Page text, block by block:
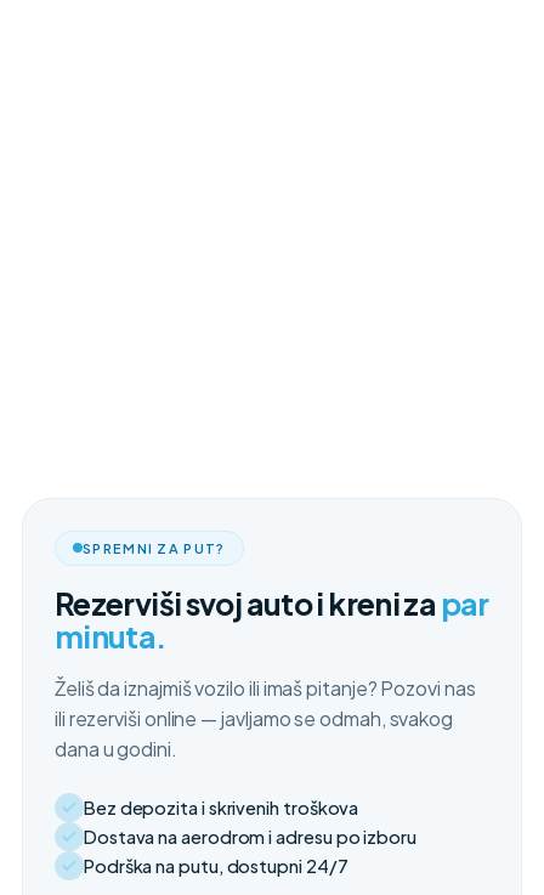
SPREMNI ZA PUT?
Rezerviši svoj auto i kreni za par
minuta.
Želiš da iznajmiš vozilo ili imaš pitanje? Pozovi nas
ili rezerviši online — javljamo se odmah, svakog
dana u godini.
Bez depozita i skrivenih troškova
Dostava na aerodrom i adresu po izboru
Podrška na putu, dostupni 24/7